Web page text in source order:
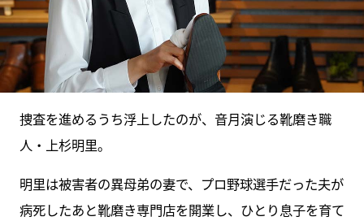
捜査を進めるうち浮上したのが、音月演じる靴磨き職
人・上杉明里。
明里は被害者の異母弟の妻で、プロ野球選手だった夫が
病死したあと靴磨き専門店を開業し、ひとり息子を育て